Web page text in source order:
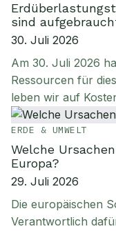
sind
30. Juli 2026
Am 30. Juli 2026
Ressourcen für
leben wir auf
ERDE & UMWELT
Welche
Europa?
29. Juli 2026
Die europäischen
Verantwortlich